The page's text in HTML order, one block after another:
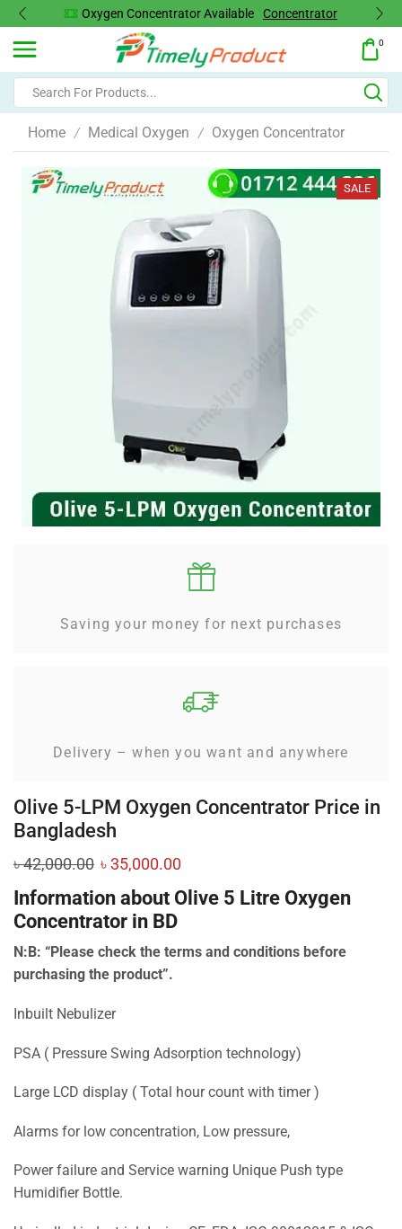
Oxygen Concentrator Available Concentrator
0
Home / Medical Oxygen / Oxygen Concentrator
SALE
Saving your money for next purchases
Delivery – when you want and anywhere
Olive 5-LPM Oxygen Concentrator Price in
Bangladesh
৳42,000.00 ৳35,000.00
Information about Olive 5 Litre Oxygen
Concentrator in BD
N:B: “Please check the terms and conditions before
purchasing the product”.
Inbuilt Nebulizer
PSA ( Pressure Swing Adsorption technology)
Large LCD display ( Total hour count with timer )
Alarms for low concentration, Low pressure,
Power failure and Service warning Unique Push type
Humidifier Bottle.